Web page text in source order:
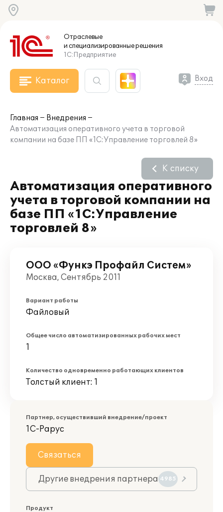
Отраслевые
и специализированныерешения
1С:Предприятие
Каталог Вход
Главная
Внедрения
Автоматизация оперативного учета в торговой
компании на базе ПП «1С:Управление торговлей 8»
Автоматизация оперативного
учета в торговой компании на
базе ПП «1С:Управление
торговлей 8»
К списку
ООО «Функэ Профайл Систем»
Москва, Сентябрь 2011
Вариант работы
Файловый
Общее число автоматизированных рабочих мест
1
Количество одновременно работающих клиентов
Толстый клиент: 1
Партнер, осуществивший внедрение/проект
1С-Рарус
Связаться
Другие внедрения партнера 4985
Продукт